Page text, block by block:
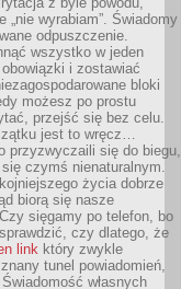
„nie wyrabiam”. Świadomy
odpuszczenie.
wszystko w jeden
i zostawiać
bloki
możesz po prostu
przejść się bez celu.
jest to wręcz…
przyzwyczaili się do biegu,
czymś nienaturalnym.
życia dobrze
biorą się nasze
sięgamy po telefon, bo
czy dlatego, że
link który zwykle
tunel powiadomień,
własnych